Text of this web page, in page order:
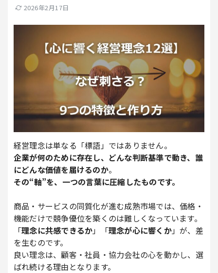
2026年2月17日
経営理念は単なる「標語」ではありません。
企業が何のために存在し、どんな判断基準で動き、誰
にどんな価値を届けるのか。
その“軸”を、一つの言葉に圧縮したものです。
商品・サービスの同質化が進む成熟市場では、価格・
機能だけで競争優位を築くのは難しくなっています。
「理念に共感できるか」「理念が心に響くか」が、差
を生むのです。
良い理念は、顧客・社員・協力会社の心を動かし、選
ばれ続ける理由となります。